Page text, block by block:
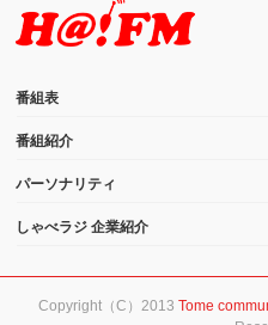
番組表
番組紹介
パーソナリティ
しゃべラジ 企業紹介
Copyright（C）2013Tome